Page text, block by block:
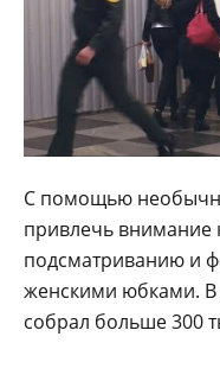
С помощью
привлечь внимание
подсматриванию и
женскими юбками.
собрал больше 300